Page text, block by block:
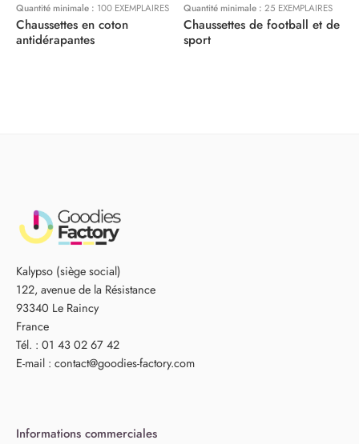
Quantité minimale : 100 EXEMPLAIRES
Chaussettes en coton
antidérapantes
Quantité minimale : 25 EXEMPLAIRES
Chaussettes de football et de
sport
Kalypso (siège social)
122, avenue de la Résistance
93340 Le Raincy
France
Tél. : 01 43 02 67 42
E-mail : contact@goodies-factory.com
Informations commerciales